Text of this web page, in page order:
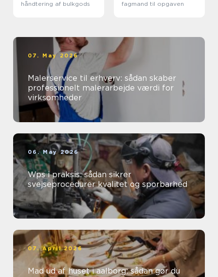
håndtering af bulkgods
fagmand til opgaven
07. May 2026
Malerservice til erhverv: sådan skaber
professionelt malerarbejde værdi for
virksomheder
06. May 2026
Wps i praksis: sådan sikrer
svejseprocedurer kvalitet og sporbarhed
07. April 2026
Mad ud af huset i aalborg: sådan gør du